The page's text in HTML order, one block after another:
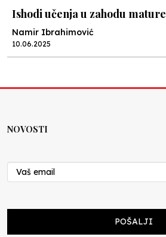
Ishodi učenja u zahodu mature
Namir Ibrahimović
10.06.2025
Nenad Veličković
29.10.2024
Cuke i djeca
NOVOSTI
POŠALJI